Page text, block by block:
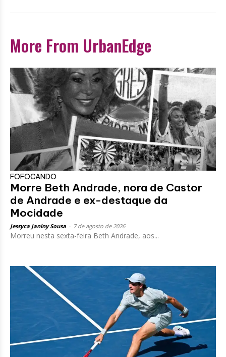
More From UrbanEdge
FOFOCANDO
Morre Beth Andrade, nora de Castor
de Andrade e ex-destaque da
Mocidade
Jessyca Janiny Sousa 7 de agosto de 2026
Morreu nesta sexta-feira Beth Andrade, aos...